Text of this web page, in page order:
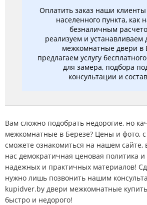
Оплатить заказ наши
населенного пункта, как
безналичным
реализуем и устанавливаем
межкомнатные двери в
предлагаем услугу
для замера, подбора
консультации и
Вам сложно подобрать недорогие, но
межкомнатные в Березе? Цены и фото,
сможете ознакомиться на нашем сайте,
нас демократичная ценовая политика
надежных и практичных материалов!
нужно лишь позвонить нашим
kupidver.by двери межкомнатные
быстро и недорого!